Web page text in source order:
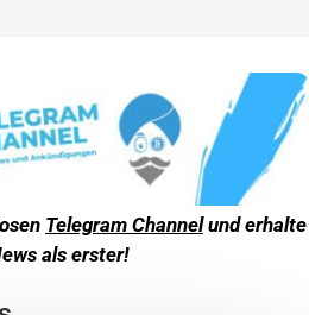
Telegram Channelund erhalte
als erster!